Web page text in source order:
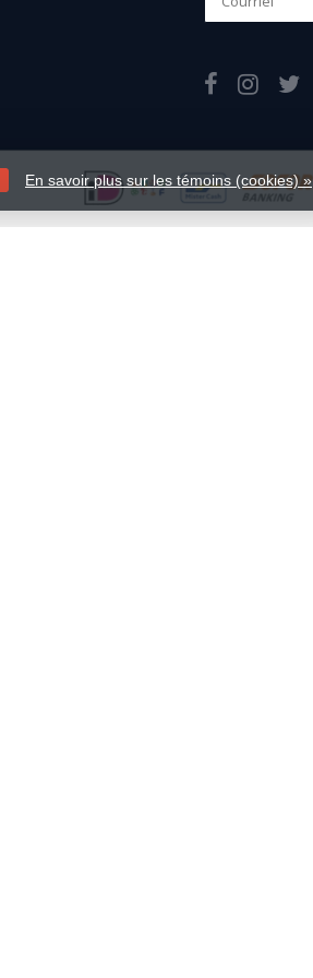
En savoir plus sur les témoins (cookies) »